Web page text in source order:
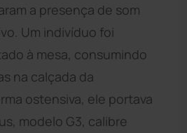
a presença de som
Um indivíduo foi
à mesa, consumindo
na calçada da
ostensiva, ele portava
modelo G3, calibre